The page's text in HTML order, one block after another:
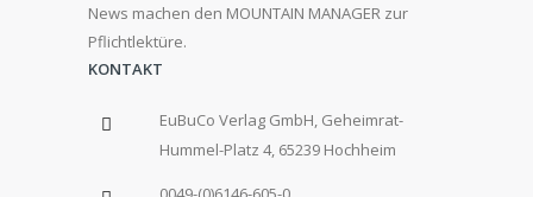
News machen den MOUNTAIN MANAGER zur
Pflichtlektüre.
KONTAKT
EuBuCo Verlag GmbH, Geheimrat-
Hummel-Platz 4, 65239 Hochheim